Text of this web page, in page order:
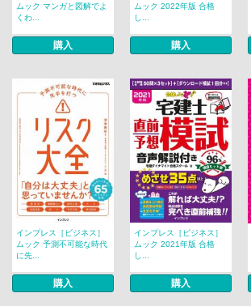
ムック マンガと図解でよ
くわ...
購入
ムック 2022年版 合格
し...
購入
インプレス［ビジネス］
ムック 予測不可能な時代
に先...
購入
インプレス［ビジネス］
ムック 2021年版 合格
し...
購入